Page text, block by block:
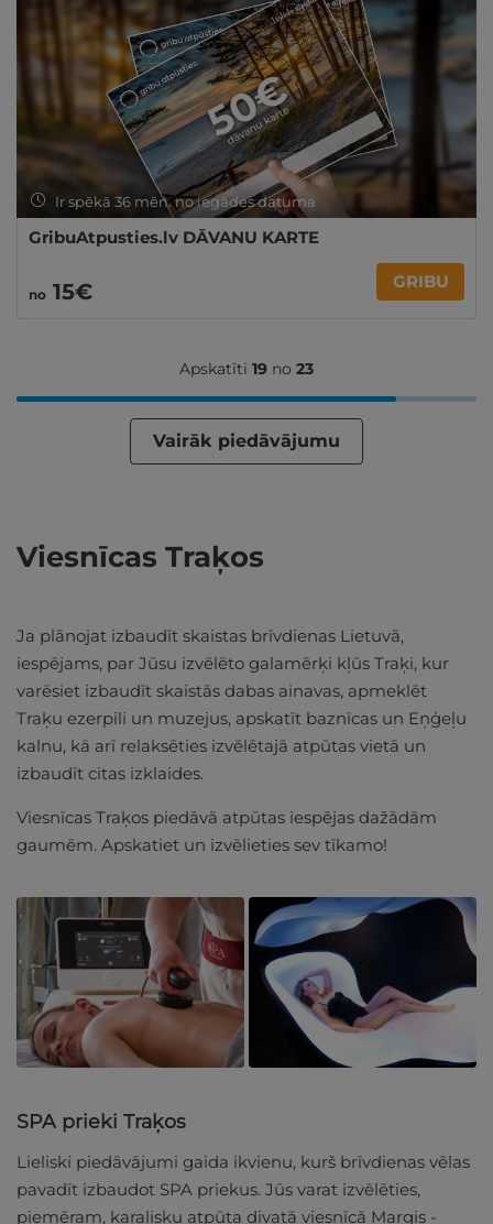
Ir spēkā 36 mēn. no iegādes datuma
GribuAtpusties.lv DĀVANU KARTE
no 15€ GRIBU
Apskatīti 19 no 23
Vairāk piedāvājumu
Viesnīcas Traķos
Ja plānojat izbaudīt skaistas brīvdienas Lietuvā,
iespējams, par Jūsu izvēlēto galamērķi kļūs Traķi, kur
varēsiet izbaudīt skaistās dabas ainavas, apmeklēt
Traķu ezerpili un muzejus, apskatīt baznīcas un Eņģeļu
kalnu, kā arī relaksēties izvēlētajā atpūtas vietā un
izbaudīt citas izklaides.
Viesnīcas Traķos piedāvā atpūtas iespējas dažādām
gaumēm. Apskatiet un izvēlieties sev tīkamo!
SPA prieki Traķos
Lieliski piedāvājumi gaida ikvienu, kurš brīvdienas vēlas
pavadīt izbaudot SPA priekus. Jūs varat izvēlēties,
piemēram, karalisku atpūta divatā viesnīcā Margis -